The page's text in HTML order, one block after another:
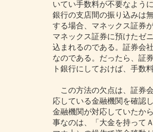
いてい手数料が不要なよう
銀行の支店間の振り込みは
する場合、マネックス証券
マネックス証券に預けたゼ
込まれるのである。証券会
なのである。だったら、証
ト銀行にしておけば、手数
この方法の欠点は、証券
応している金融機関を確認
金融機関が対応していたか
事なのは、「大金を持って